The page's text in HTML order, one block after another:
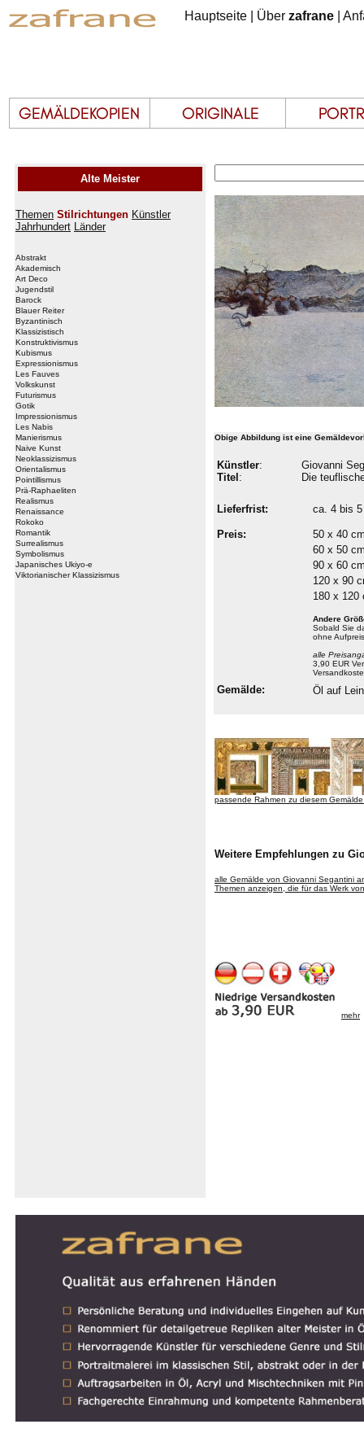
Hauptseite Über zafrane
Alte Meister
Themen Stilrichtungen Künstler
Jahrhundert Länder
Abstrakt
Akademisch
Art Deco
Jugendstil
Barock
Blauer Reiter
Byzantinisch
Klassizistisch
Konstruktivismus
Kubismus
Expressionismus
Les Fauves
Volkskunst
Futurismus
Gotik
Impressionismus
Les Nabis
Manierismus
Naive Kunst
Neoklassizismus
Orientalismus
Pointillismus
Prä-Raphaeliten
Realismus
Renaissance
Rokoko
Romantik
Surrealismus
Symbolismus
Japanisches Ukiyo-e
Viktorianischer Klassizismus
Obige Abbildung ist eine
Künstler:
Titel :
Giovanni
Die
Lieferfrist: ca. 4 bis
Preis:
50 x 40
60 x 50
90 x 60
120 x 90
180 x 120
Andere
Sobald Sie
ohne
alle
3,90 EUR
Gemälde: Öl auf
passende Rahmen zu diesem
Weitere Empfehlungen zu
alle Gemälde von Giovanni Segantini
Themen anzeigen, die für das Werk
mehr